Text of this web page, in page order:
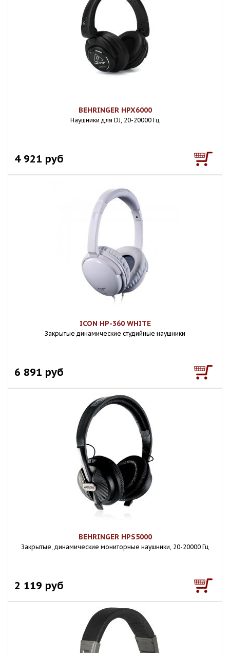
BEHRINGER HPX6000
Наушники для DJ, 20-20000 Гц
4 921 руб
ICON HP-360 WHITE
Закрытые динамические студийные наушники
6 891 руб
BEHRINGER HPS5000
Закрытые, динамические мониторные наушники, 20-20000 Гц
2 119 руб